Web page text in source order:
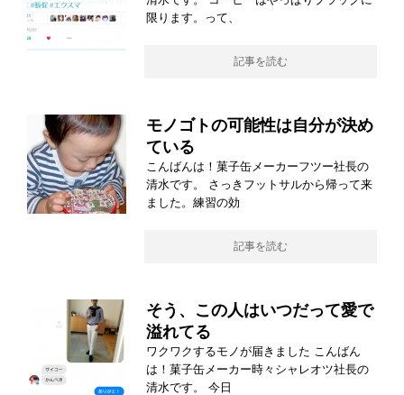
限ります。って、
記事を読む
モノゴトの可能性は自分が決め
ている
こんばんは！菓子缶メーカーフツー社長の
清水です。 さっきフットサルから帰って来
ました。練習の効
記事を読む
そう、この人はいつだって愛で
溢れてる
ワクワクするモノが届きました こんばん
は！菓子缶メーカー時々シャレオツ社長の
清水です。 今日